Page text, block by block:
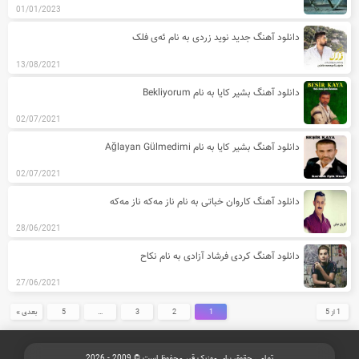
01/01/2023
دانلود آهنگ جدید نوید زردی به نام ئه‌ی فلک
13/08/2021
دانلود آهنگ بشیر کایا به نام Bekliyorum
02/07/2021
دانلود آهنگ بشیر کایا به نام Ağlayan Gülmedimi
02/07/2021
دانلود آهنگ کاروان خباتی به نام ناز مه‌که ناز مه‌که
28/06/2021
دانلود آهنگ کردی فرشاد آزادی به نام نکاح
27/06/2021
1 از 5 1
2
3
…
5 بعدی »